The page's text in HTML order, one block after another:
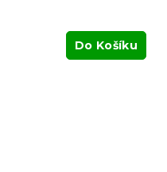
Do Košíku